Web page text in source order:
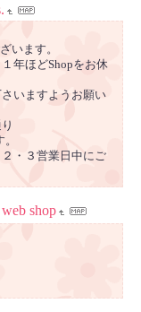
います。
年ほどShopをお休
いますようお願い
・３営業日中にご
shop